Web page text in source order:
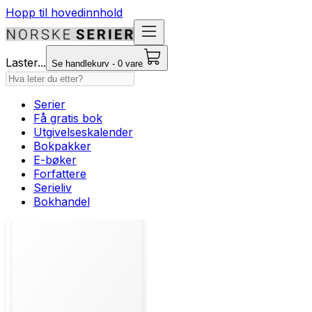
Hopp til hovedinnhold
Laster... Se handlekurv - 0 vare
Serier
Få gratis bok
Utgivelseskalender
Bokpakker
E-bøker
Forfattere
Serieliv
Bokhandel